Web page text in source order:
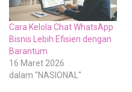
Cara Kelola Chat WhatsApp
Bisnis Lebih Efisien dengan
Barantum
16 Maret 2026
dalam "NASIONAL"